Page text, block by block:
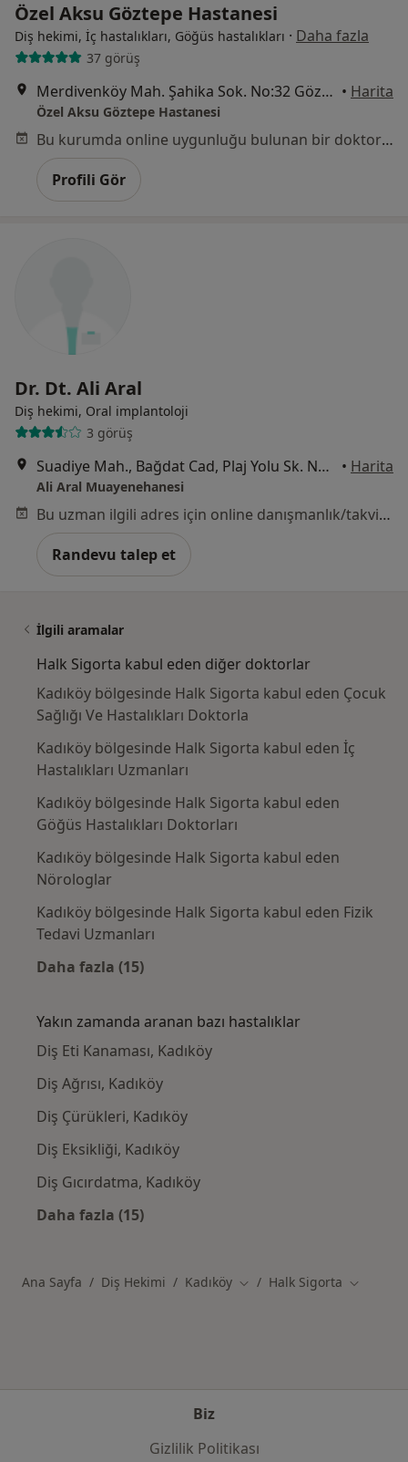
Özel Aksu Göztepe Hastanesi
Diş hekimi, İç hastalıkları, Göğüs hastalıkları · Daha fazla
37 görüş
Merdivenköy Mah. Şahika Sok. No:32 Göztepe, Kadıköy • Harita
Özel Aksu Göztepe Hastanesi
Bu kurumda online uygunluğu bulunan bir doktor veya uzman bulunamadı
Profili Gör
Dr. Dt. Ali Aral
Diş hekimi, Oral i̇mplantoloji
3 görüş
Suadiye Mah., Bağdat Cad, Plaj Yolu Sk. No:2 D:10, İstanbul • Harita
Ali Aral Muayenehanesi
Bu uzman ilgili adres için online danışmanlık/takvim sunmuyor.
Randevu talep et
İlgili aramalar
Halk Sigorta kabul eden diğer doktorlar
Kadıköy bölgesinde Halk Sigorta kabul eden Çocuk
Sağlığı Ve Hastalıkları Doktorla
Kadıköy bölgesinde Halk Sigorta kabul eden İç
Hastalıkları Uzmanları
Kadıköy bölgesinde Halk Sigorta kabul eden
Göğüs Hastalıkları Doktorları
Kadıköy bölgesinde Halk Sigorta kabul eden
Nörologlar
Kadıköy bölgesinde Halk Sigorta kabul eden Fizik
Tedavi Uzmanları
Daha fazla (15)
Yakın zamanda aranan bazı hastalıklar
Diş Eti Kanaması, Kadıköy
Diş Ağrısı, Kadıköy
Diş Çürükleri, Kadıköy
Diş Eksikliği, Kadıköy
Diş Gıcırdatma, Kadıköy
Daha fazla (15)
Ana Sayfa Diş Hekimi Kadıköy Şehir değiştir
Halk Sigorta Şehir
Biz
Gizlilik Politikası